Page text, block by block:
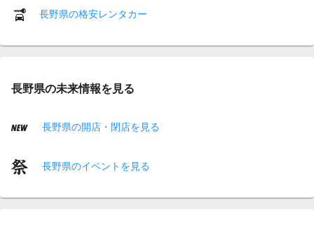
長野県の格安レンタカー
長野県の未来情報を見る
長野県の開店・閉店を見る
長野県のイベントを見る